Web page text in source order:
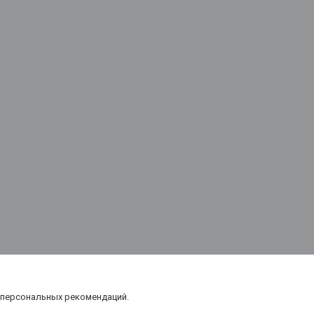
рекомендаций.